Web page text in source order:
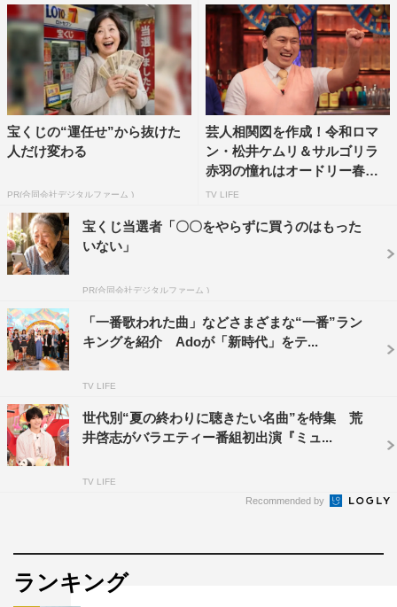
さらば青春の光 森田哲矢
宝くじの“運任せ”から抜けた
人だけ変わる
PR(合同会社デジタルファーム )
芸人相関図を作成！令和ロマ
ン・松井ケムリ＆サルゴリラ
赤羽の憧れはオードリー春日
「...
TV LIFE
宝くじ当選者「〇〇をやらずに買うのはもった
いない」
PR(合同会社デジタルファーム )
「一番歌われた曲」などさまざまな“一番”ラン
キングを紹介 Adoが「新時代」をテ...
TV LIFE
世代別“夏の終わりに聴きたい名曲”を特集 荒
井啓志がバラエティー番組初出演『ミュ...
TV LIFE
Recommended by
ランキング